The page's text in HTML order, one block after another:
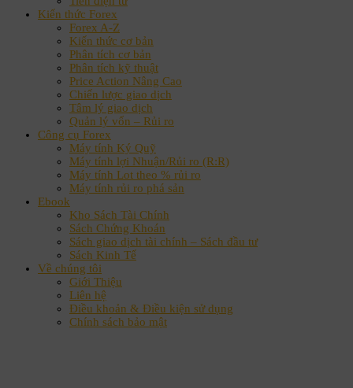
Kiến thức Forex
Forex A-Z
Kiến thức cơ bản
Phân tích cơ bản
Phân tích kỹ thuật
Price Action Nâng Cao
Chiến lược giao dịch
Tâm lý giao dịch
Quản lý vốn – Rủi ro
Công cụ Forex
Máy tính Ký Quỹ
Máy tính lợi Nhuận/Rủi ro (R:R)
Máy tính Lot theo % rủi ro
Máy tính rủi ro phá sản
Ebook
Kho Sách Tài Chính
Sách Chứng Khoán
Sách giao dịch tài chính – Sách đầu tư
Sách Kinh Tế
Về chúng tôi
Giới Thiệu
Liên hệ
Điều khoản & Điều kiện sử dụng
Chính sách bảo mật